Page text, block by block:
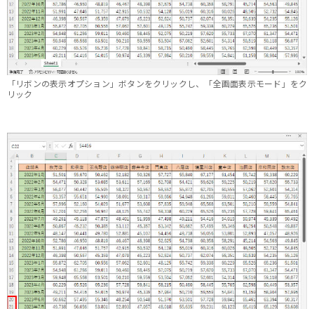
「リボンの表示オプション」ボタンをクリックし、「全画面表示モード」をク
リック